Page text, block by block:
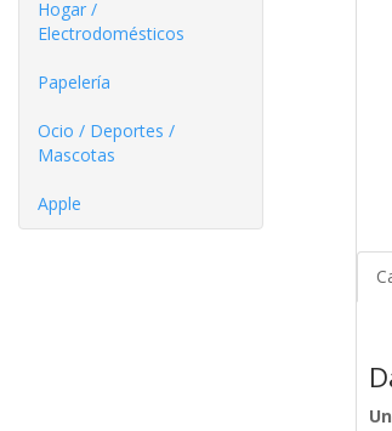
Hogar /
Electrodomésticos
Papelería
Ocio / Deportes /
Mascotas
Apple